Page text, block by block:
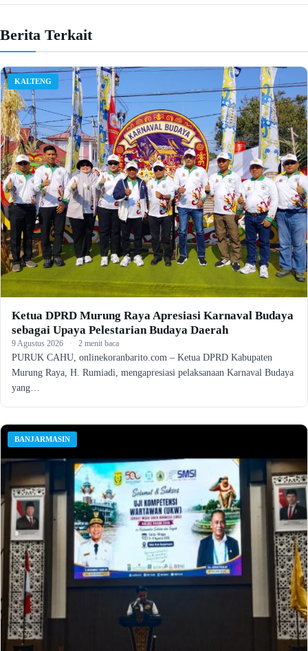
Berita Terkait
KALTENG
Ketua DPRD Murung Raya Apresiasi Karnaval Budaya
sebagai Upaya Pelestarian Budaya Daerah
9 Agustus 2026 · 2 menit baca
PURUK CAHU, onlinekoranbarito.com – Ketua DPRD Kabupaten
Murung Raya, H. Rumiadi, mengapresiasi pelaksanaan Karnaval Budaya
yang…
BANJARMASIN